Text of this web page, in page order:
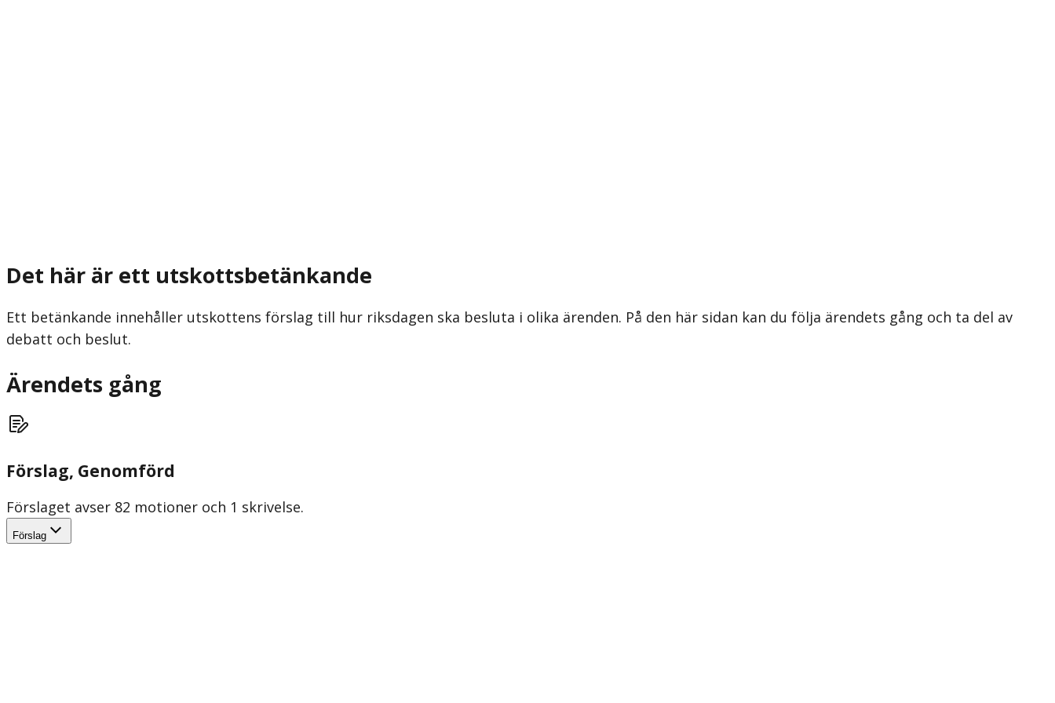
Det här är ett utskottsbetänkande
Ett betänkande innehåller utskottens förslag till hur riksdagen ska besluta i olika ärenden. På den här sidan kan du följa ärendets gång och ta del av
debatt och beslut.
Ärendets gång
Förslag, Genomförd
Förslaget avser 82 motioner och 1 skrivelse.
Förslag